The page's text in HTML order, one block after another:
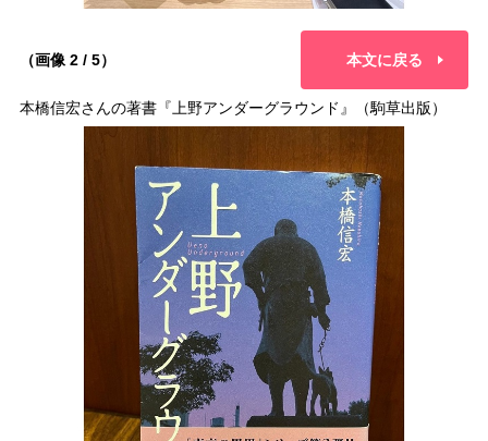
（画像 2 / 5） 本文に戻る
本橋信宏さんの著書『上野アンダーグラウンド』（駒草出版）